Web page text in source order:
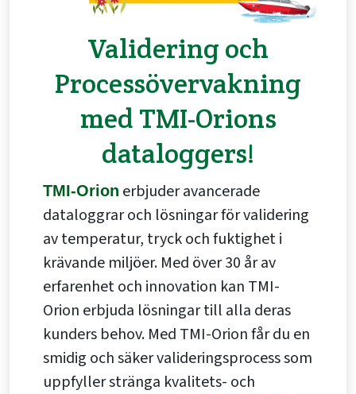
Validering och
Processövervakning
med TMI-Orions
dataloggers!
TMI-Orion erbjuder avancerade
dataloggrar och lösningar för validering
av temperatur, tryck och fuktighet i
krävande miljöer. Med över 30 år av
erfarenhet och innovation kan TMI-
Orion erbjuda lösningar till alla deras
kunders behov. Med TMI-Orion får du en
smidig och säker valideringsprocess som
uppfyller stränga kvalitets- och